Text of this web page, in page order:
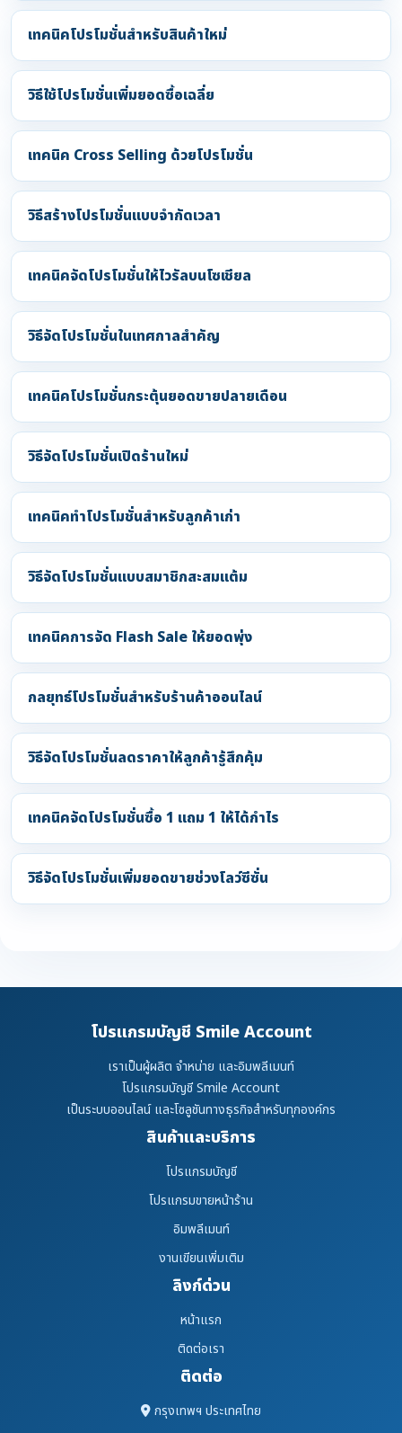
เทคนิคโปรโมชั่นสำหรับสินค้าใหม่
วิธีใช้โปรโมชั่นเพิ่มยอดซื้อเฉลี่ย
เทคนิค Cross Selling ด้วยโปรโมชั่น
วิธีสร้างโปรโมชั่นแบบจำกัดเวลา
เทคนิคจัดโปรโมชั่นให้ไวรัลบนโซเชียล
วิธีจัดโปรโมชั่นในเทศกาลสำคัญ
เทคนิคโปรโมชั่นกระตุ้นยอดขายปลายเดือน
วิธีจัดโปรโมชั่นเปิดร้านใหม่
เทคนิคทำโปรโมชั่นสำหรับลูกค้าเก่า
วิธีจัดโปรโมชั่นแบบสมาชิกสะสมแต้ม
เทคนิคการจัด Flash Sale ให้ยอดพุ่ง
กลยุทธ์โปรโมชั่นสำหรับร้านค้าออนไลน์
วิธีจัดโปรโมชั่นลดราคาให้ลูกค้ารู้สึกคุ้ม
เทคนิคจัดโปรโมชั่นซื้อ 1 แถม 1 ให้ได้กำไร
วิธีจัดโปรโมชั่นเพิ่มยอดขายช่วงโลว์ซีซั่น
โปรแกรมบัญชี Smile Account
เราเป็นผู้ผลิต จำหน่าย และอิมพลีเมนท์
โปรแกรมบัญชี Smile Account
เป็นระบบออนไลน์ และโซลูชันทางธุรกิจสำหรับทุกองค์กร
สินค้าและบริการ
โปรแกรมบัญชี
โปรแกรมขายหน้าร้าน
อิมพลีเมนท์
งานเขียนเพิ่มเติม
ลิงก์ด่วน
หน้าแรก
ติดต่อเรา
ติดต่อ
กรุงเทพฯ ประเทศไทย